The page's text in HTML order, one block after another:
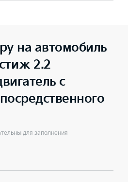
на автомобиль
2.2
с
для заполнения